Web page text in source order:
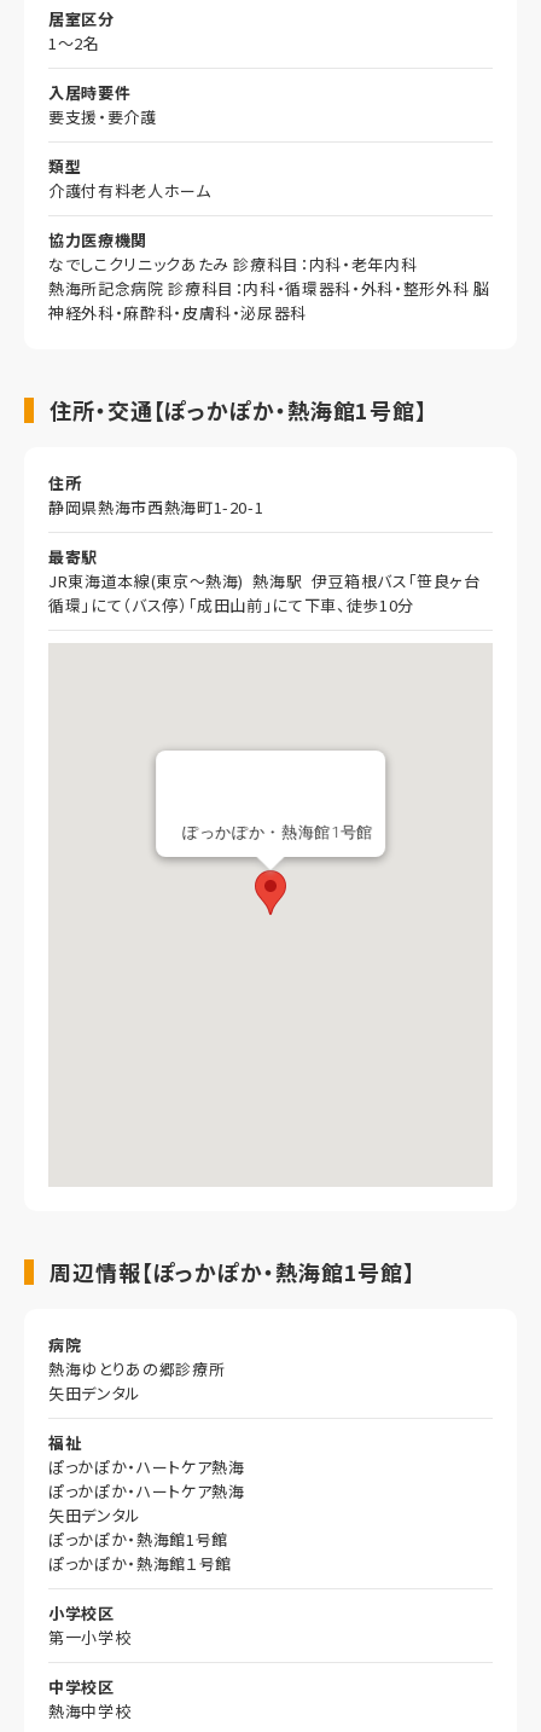
居室区分
1～2名
入居時要件
要支援・要介護
類型
介護付有料老人ホーム
協力医療機関
なでしこクリニックあたみ 診療科目：内科・老年内科
熱海所記念病院 診療科目：内科・循環器科・外科・整形外科 脳
神経外科・麻酔科・皮膚科・泌尿器科
住所・交通【ぽっかぽか・熱海館1号館】
住所
静岡県熱海市西熱海町1-20-1
最寄駅
JR東海道本線(東京～熱海) 熱海駅 伊豆箱根バス「笹良ヶ台
循環」にて（バス停）「成田山前」にて下車、徒歩10分
ぽっかぽか・熱海館1号館
周辺情報【ぽっかぽか・熱海館1号館】
病院
熱海ゆとりあの郷診療所
矢田デンタル
福祉
ぽっかぽか・ハートケア熱海
ぽっかぽか・ハートケア熱海
矢田デンタル
ぽっかぽか・熱海館1号館
ぽっかぽか・熱海館１号館
小学校区
第一小学校
中学校区
熱海中学校